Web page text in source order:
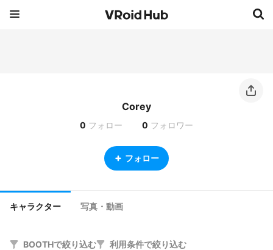
Corey
0 フォロー 0 フォロワー
フォロー
キャラクター 写真・動画
BOOTHで絞り込む 利用条件で絞り込む